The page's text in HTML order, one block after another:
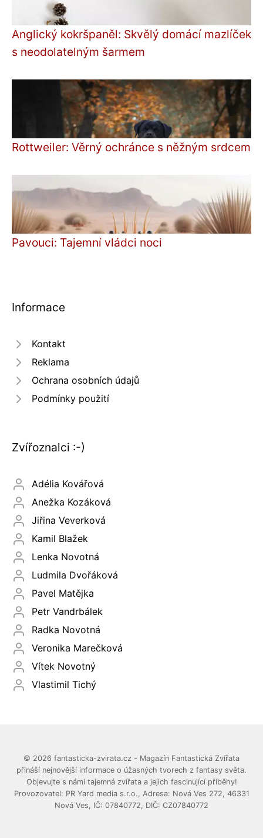
Anglický kokršpaněl: Skvělý domácí mazlíček
s neodolatelným šarmem
Rottweiler: Věrný ochránce s něžným srdcem
Pavouci: Tajemní vládci noci
Informace
Kontakt
Reklama
Ochrana osobních údajů
Podmínky použití
Zvířoznalci :-)
Adélia Kovářová
Anežka Kozáková
Jiřina Veverková
Kamil Blažek
Lenka Novotná
Ludmila Dvořáková
Pavel Matějka
Petr Vandrbálek
Radka Novotná
Veronika Marečková
Vítek Novotný
Vlastimil Tichý
© 2026 fantasticka-zvirata.cz - Magazín Fantastická Zvířata
přináší nejnovější informace o úžasných tvorech z fantasy světa.
Objevujte s námi tajemná zvířata a jejich fascinující příběhy!
Provozovatel: PR Yard media s.r.o., Adresa: Nová Ves 272, 46331
Nová Ves, IČ: 07840772, DIČ: CZ07840772